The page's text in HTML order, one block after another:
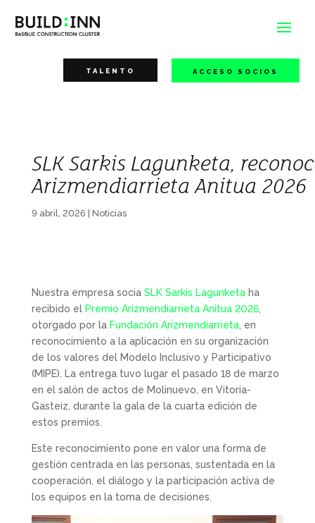
TALENTO ACCESO SOCIOS
SLK Sarkis Lagunketa,
Arizmendiarrieta Anitua 2026
9 abril, 2026 Noticias
Nuestra empresa socia SLK Sarkis Lagunketaha
recibido el Premio Arizmendiarrieta Anitua 2026,
otorgado por la Fundación Arizmendiarrieta, en
reconocimiento a la aplicación en su organización
de los valores del Modelo Inclusivo y Participativo
(MIPE). La entrega tuvo lugar el pasado 18 de marzo
en el salón de actos de Molinuevo, en Vitoria-
Gasteiz, durante la gala de la cuarta edición de
estos premios.
Este reconocimiento pone en valor una forma de
gestión centrada en las personas, sustentada en la
cooperación, el diálogo y la participación activa de
los equipos en la toma de decisiones.